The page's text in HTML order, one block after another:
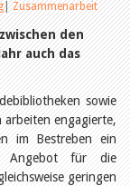
|Zusammenarbeit
den
auch das
sowie
arbeiten engagierte,
im Bestreben ein
Angebot für die
geringen